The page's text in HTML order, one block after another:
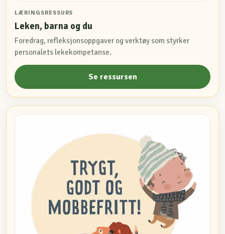
LÆRINGSRESSURS
Leken, barna og du
Foredrag, refleksjonsoppgaver og verktøy som styrker
personalets lekekompetanse.
Se ressursen